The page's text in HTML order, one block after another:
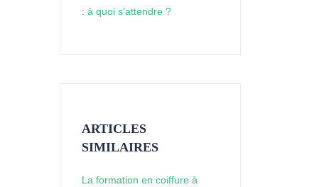
: à quoi s’attendre ?
ARTICLES
SIMILAIRES
La formation en coiffure à